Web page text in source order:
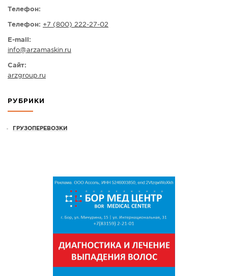
Телефон:
Телефон: +7 (800) 222-27-02
E-mail:
info@arzamaskin.ru
Сайт:
arzgroup.ru
РУБРИКИ
ГРУЗОПЕРЕВОЗКИ